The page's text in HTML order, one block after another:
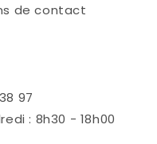
de contact
97
: 8h30 - 18h00